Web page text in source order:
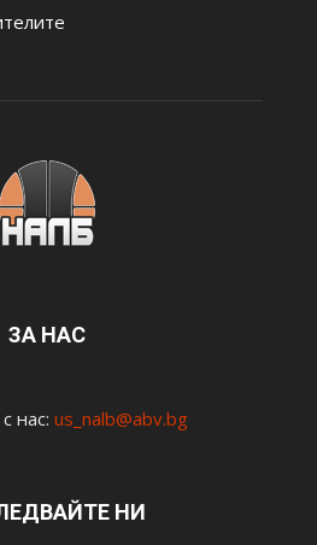
ЗА НАС
нас: us_nalb@abv.bg
НИ